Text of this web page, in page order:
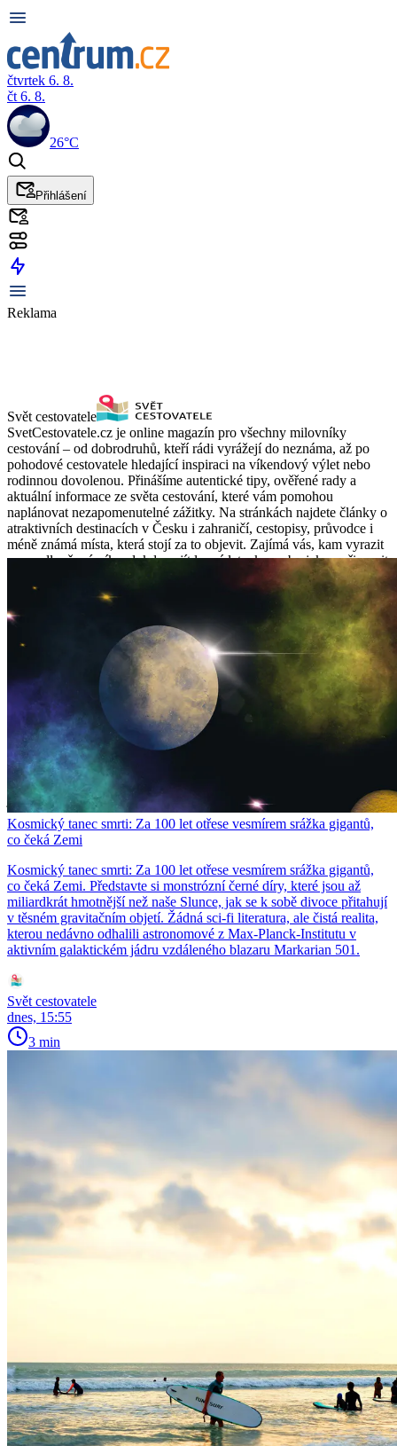
čtvrtek 6. 8.
čt 6. 8.
26°C
Přihlášení
Reklama
Svět cestovatele
SvetCestovatele.cz je online magazín pro všechny milovníky
cestování – od dobrodruhů, kteří rádi vyrážejí do neznáma, až po
pohodové cestovatele hledající inspiraci na víkendový výlet nebo
rodinnou dovolenou. Přinášíme autentické tipy, ověřené rady a
aktuální informace ze světa cestování, které vám pomohou
naplánovat nezapomenutelné zážitky. Na stránkách najdete články o
atraktivních destinacích v Česku i zahraničí, cestopisy, průvodce i
méně známá místa, která stojí za to objevit. Zajímá vás, kam vyrazit
na prodloužený víkend, kde najít levné letenky, nebo jak se připravit
na dovolenou s dětmi? To vše a mnohem víc najdete právě u nás.
SvetCestovatele.cz se zaměřuje na praktické cestovatelské rady: co
si zabalit, jak ušetřit při cestování, jak se vyhnout turistickým pastem
nebo na co si dát pozor při výběru ubytování. Nechybí ani tipy na
cestování autem, vlakem či letadlem, inspirace pro solo cestovatele i
páry a přehledy sezónních akcí či festivalů. Díky rozmanitému
obsahu a tematickému rozdělení článků snadno najdete informace
pro každou příležitost – ať už plánujete zimní dovolenou v Alpách,
letní relax u moře nebo dobrodružství v exotických krajích.
Věnujeme se i méně známým koutům Česka, které stojí za výlet, a
přinášíme tipy na výlety do přírody, hrady, zámky nebo technické
památky. SvetCestovatele.cz není jen o cestách – je o zážitcích,
poznávání, svobodě a inspiraci. Přidejte se k naší komunitě
objevitelů a nechte se unášet na vlnách dobrodružství. Protože svět
je velký a krásný – a čeká jen na to, až ho společně prozkoumáme.
Kosmický tanec smrti: Za 100 let otřese vesmírem srážka gigantů,
co čeká Zemi
Kosmický tanec smrti: Za 100 let otřese vesmírem srážka gigantů,
co čeká Zemi. Představte si monstrózní černé díry, které jsou až
miliardkrát hmotnější než naše Slunce, jak se k sobě divoce přitahují
v těsném gravitačním objetí. Žádná sci-fi literatura, ale čistá realita,
kterou nedávno odhalili astronomové z Max-Planck-Institutu v
aktivním galaktickém jádru vzdáleného blazaru Markarian 501.
Svět cestovatele
dnes, 15:55
3 min